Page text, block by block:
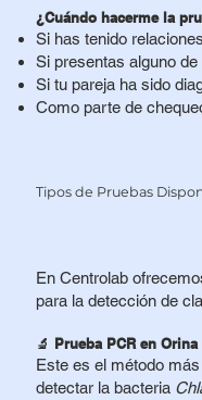
¿Cuándo hacerme la
Si has tenido
Si presentas alguno
Si tu pareja ha sido
Como parte de
Tipos de Pruebas
En Centrolab
para la detección de
🔬 Prueba PCR en
Este es el método
detectar la bacteria